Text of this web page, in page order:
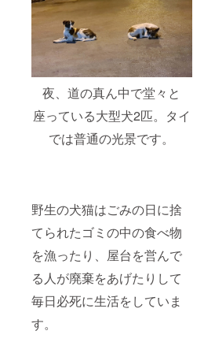
夜、道の真ん中で堂々と
座っている大型犬2匹。タイ
では普通の光景です。
野生の犬猫はごみの日に捨
てられたゴミの中の食べ物
を漁ったり、屋台を営んで
る人が廃棄をあげたりして
毎日必死に生活をしていま
す。